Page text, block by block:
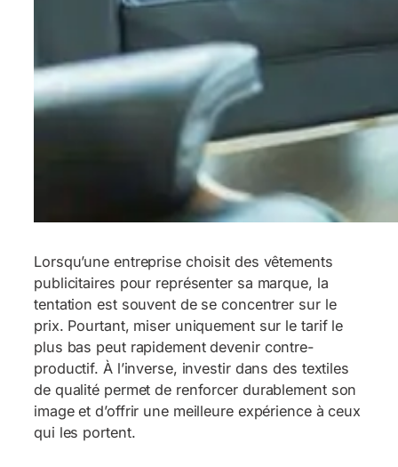
Lorsqu’une entreprise choisit des vêtements
publicitaires pour représenter sa marque, la
tentation est souvent de se concentrer sur le
prix. Pourtant, miser uniquement sur le tarif le
plus bas peut rapidement devenir contre-
productif. À l’inverse, investir dans des textiles
de qualité permet de renforcer durablement son
image et d’offrir une meilleure expérience à ceux
qui les portent.